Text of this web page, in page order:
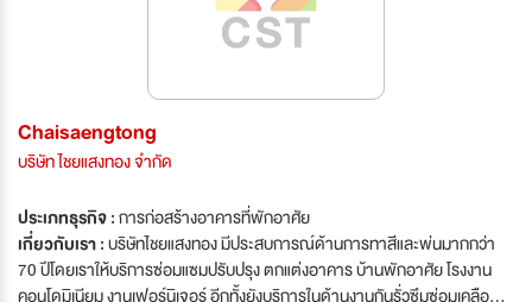
Chaisaengtong
บริษัท ไชยแสงทอง จำกัด
ประเภทธุรกิจ :การก่อสร้างอาคารที่พักอาศัย
เกี่ยวกับเรา :บริษัทไชยแสงทอง มีประสบการณ์ด้านการทาสีและพ่นมากกว่า
70 ปีโดยเราให้บริการซ่อมแซมปรับปรุง ตกแต่งอาคาร บ้านพักอาศัย โรงงาน
คอนโดมิเนียม งานเฟอร์นิเจอร์ อีกทั้งยังบริการในด้านงานกันรั่วซึมซ่อมเคลือบ